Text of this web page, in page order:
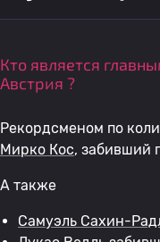
Кто является
Австрия ?
Рекордсменом по
Мирко Кос, забивший
А также
Самуэль Сахин-